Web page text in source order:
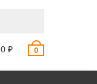
0 ₽ 0